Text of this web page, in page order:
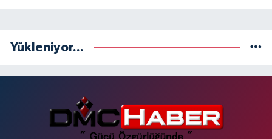
Yükleniyor...